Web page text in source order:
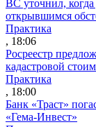
ВС уточнил,
открывшимся
Практика
, 18:06
Росреестр
кадастровой
Практика
, 18:00
Банк «Траст»
«Гема-Инвест»